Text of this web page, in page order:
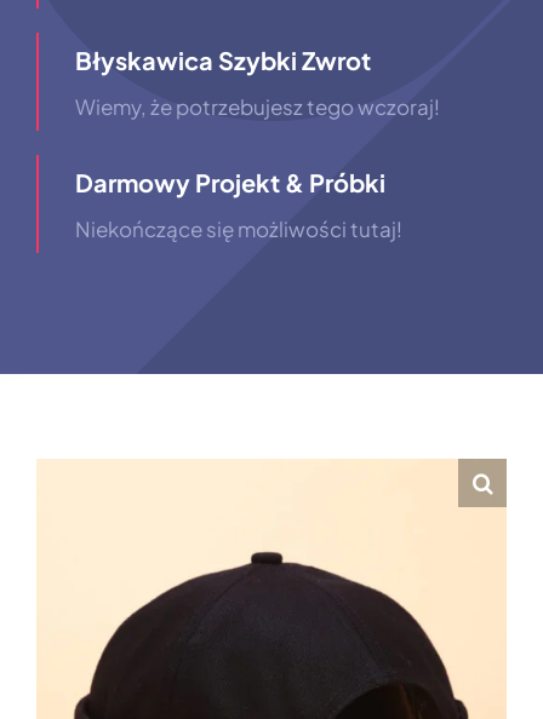
Błyskawica Szybki Zwrot
Wiemy, że potrzebujesz tego wczoraj!
Darmowy Projekt & Próbki
Niekończące się możliwości tutaj!